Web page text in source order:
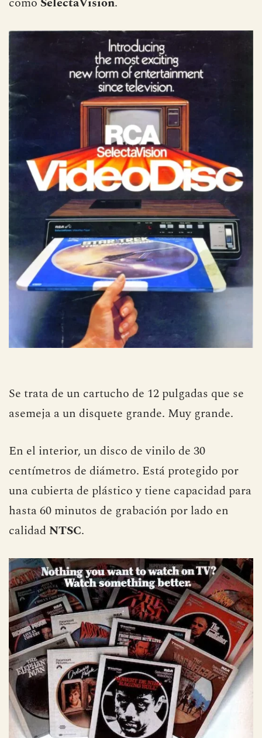
Se trata de un cartucho de 12 pulgadas que se
asemeja a un disquete grande. Muy grande.
En el interior, un disco de vinilo de 30
centímetros de diámetro. Está protegido por
una cubierta de plástico y tiene capacidad para
hasta 60 minutos de grabación por lado en
calidad NTSC.